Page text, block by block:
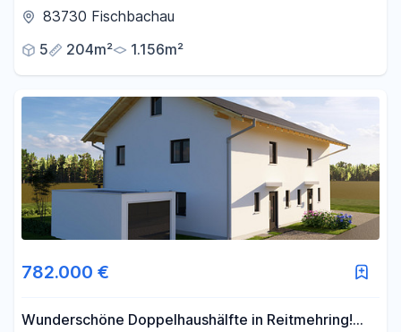
Restbaupotenzial
83730 Fischbachau
5
204m² 1.156m²
782.000 €
Wunderschöne Doppelhaushälfte in Reitmehring!